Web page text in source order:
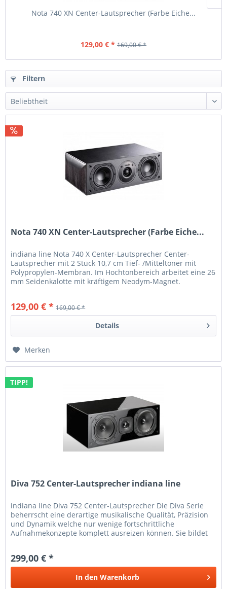
Nota 740 XN Center-Lautsprecher (Farbe Eiche...
129,00 € * 169,00 € *
Filtern
Nota 740 XN Center-Lautsprecher (Farbe Eiche...
indiana line Nota 740 X Center-Lautsprecher Center-
Lautsprecher mit 2 Stück 10,7 cm Tief- /Mitteltöner mit
Polypropylen-Membran. Im Hochtonbereich arbeitet eine 26
mm Seidenkalotte mit kräftigem Neodym-Magnet.
129,00 € * 169,00 € *
Details
Merken
TIPP!
Diva 752 Center-Lautsprecher indiana line
indiana line Diva 752 Center-Lautsprecher Die Diva Serie
beherrscht eine derartige musikalische Qualität, Präzision
und Dynamik welche nur wenige fortschrittliche
Aufnahmekonzepte komplett ausreizen können. Sie bildet
299,00 € *
In den Warenkorb